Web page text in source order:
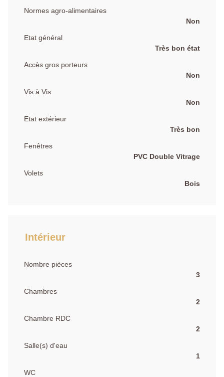
Normes agro-alimentaires
Non
Etat général
Très bon état
Accès gros porteurs
Non
Vis à Vis
Non
Etat extérieur
Très bon
Fenêtres
PVC Double Vitrage
Volets
Bois
Intérieur
Nombre pièces
3
Chambres
2
Chambre RDC
2
Salle(s) d'eau
1
WC